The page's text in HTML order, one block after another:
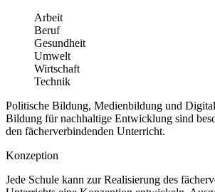
Arbeit
Beruf
Gesundheit
Umwelt
Wirtschaft
Technik
Politische Bildung, Medienbildung und
Bildung für nachhaltige Entwicklung sind
den fächerverbindenden Unterricht.
Konzeption
Jede Schule kann zur Realisierung des